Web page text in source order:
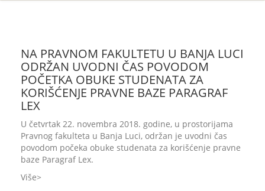
NA PRAVNOM FAKULTETU U BANJA LUCI
ODRŽAN UVODNI ČAS POVODOM
POČETKA OBUKE STUDENATA ZA
KORIŠĆENJE PRAVNE BAZE PARAGRAF
LEX
U četvrtak 22. novembra 2018. godine, u prostorijama
Pravnog fakulteta u Banja Luci, održan je uvodni čas
povodom počeka obuke studenata za korišćenje pravne
baze Paragraf Lex.
Više